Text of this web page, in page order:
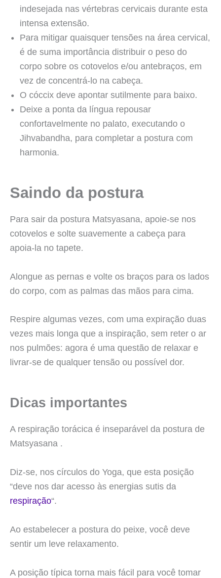
indesejada nas vértebras cervicais durante esta
intensa extensão.
Para mitigar quaisquer tensões na área cervical,
é de suma importância distribuir o peso do
corpo sobre os cotovelos e/ou antebraços, em
vez de concentrá-lo na cabeça.
O cóccix deve apontar sutilmente para baixo.
Deixe a ponta da língua repousar
confortavelmente no palato, executando o
Jihvabandha, para completar a postura com
harmonia.
Saindo da postura
Para sair da postura Matsyasana, apoie-se nos
cotovelos e solte suavemente a cabeça para
apoia-la no tapete.
Alongue as pernas e volte os braços para os lados
do corpo, com as palmas das mãos para cima.
Respire algumas vezes, com uma expiração duas
vezes mais longa que a inspiração, sem reter o ar
nos pulmões: agora é uma questão de relaxar e
livrar-se de qualquer tensão ou possível dor.
Dicas importantes
A respiração torácica é inseparável da postura de
Matsyasana .
Diz-se, nos círculos do Yoga, que esta posição
“deve nos dar acesso às energias sutis da
respiração“.
Ao estabelecer a postura do peixe, você deve
sentir um leve relaxamento.
A posição típica torna mais fácil para você tomar